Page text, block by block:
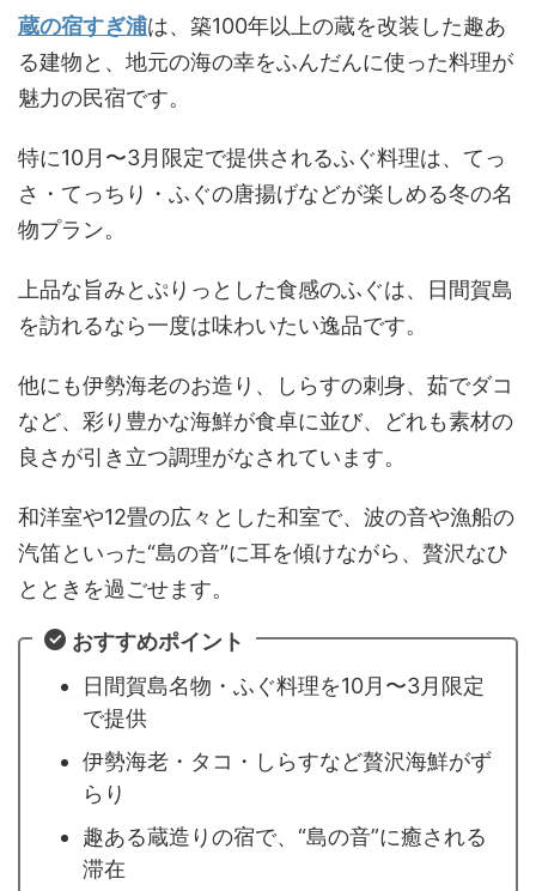
蔵の宿すぎ浦は、築100年以上の蔵を改装した趣あ
る建物と、地元の海の幸をふんだんに使った料理が
魅力の民宿です。
特に10月〜3月限定で提供されるふぐ料理は、てっ
さ・てっちり・ふぐの唐揚げなどが楽しめる冬の名
物プラン。
上品な旨みとぷりっとした食感のふぐは、日間賀島
を訪れるなら一度は味わいたい逸品です。
他にも伊勢海老のお造り、しらすの刺身、茹でダコ
など、彩り豊かな海鮮が食卓に並び、どれも素材の
良さが引き立つ調理がなされています。
和洋室や12畳の広々とした和室で、波の音や漁船の
汽笛といった“島の音”に耳を傾けながら、贅沢なひ
とときを過ごせます。
おすすめポイント
日間賀島名物・ふぐ料理を10月〜3月限定
で提供
伊勢海老・タコ・しらすなど贅沢海鮮がず
らり
趣ある蔵造りの宿で、“島の音”に癒される
滞在